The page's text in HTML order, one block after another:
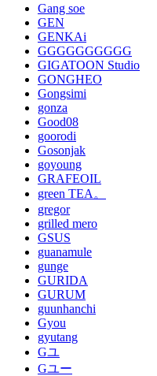
Gang soe
GEN
GENKAi
GGGGGGGGGG
GIGATOON Studio
GONGHEO
Gongsimi
gonza
Good08
goorodi
Gosonjak
goyoung
GRAFEOIL
green TEA。
gregor
grilled mero
GSUS
guanamule
gunge
GURIDA
GURUM
guunhanchi
Gyou
gyutang
Gユ
Gユー